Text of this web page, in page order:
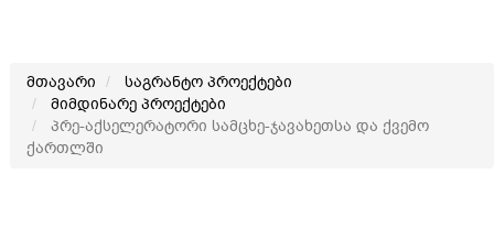
მთავარი
საგრანტო პროექტები
მიმდინარე პროექტები
პრე-აქსელერატორი სამცხე-ჯავახეთსა და ქვემო
ქართლში